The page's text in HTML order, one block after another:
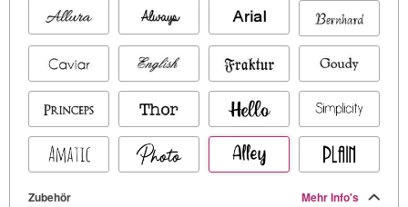
Zubehör Mehr Info's